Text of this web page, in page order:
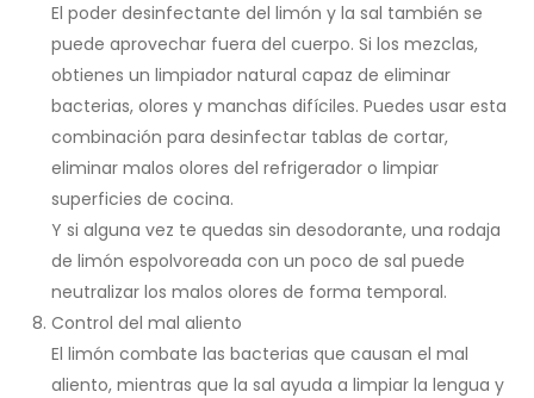
El poder desinfectante del limón y la sal también se
puede aprovechar fuera del cuerpo. Si los mezclas,
obtienes un limpiador natural capaz de eliminar
bacterias, olores y manchas difíciles. Puedes usar esta
combinación para desinfectar tablas de cortar,
eliminar malos olores del refrigerador o limpiar
superficies de cocina.
Y si alguna vez te quedas sin desodorante, una rodaja
de limón espolvoreada con un poco de sal puede
neutralizar los malos olores de forma temporal.
Control del mal aliento
El limón combate las bacterias que causan el mal
aliento, mientras que la sal ayuda a limpiar la lengua y